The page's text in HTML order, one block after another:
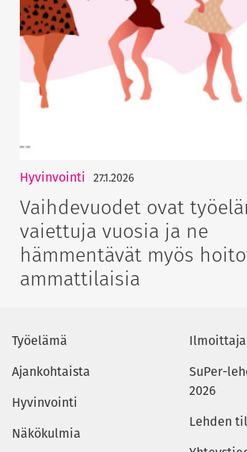
Hyvinvointi 27.1.2026
Vaihdevuodet ovat
vaiettuja vuosia ja ne
hämmentävät myös
ammattilaisia
Työelämä
Ajankohtaista
Hyvinvointi
Näkökulmia
Ilmoittaja
SuPer-
2026
Lehden